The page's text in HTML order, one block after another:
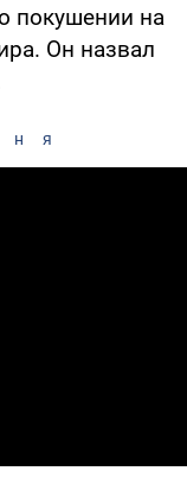
покушении на
Он назвал